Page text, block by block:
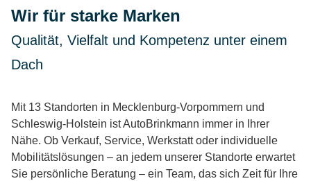
Wir für starke Marken
Qualität, Vielfalt und Kompetenz unter einem
Dach
Mit 13 Standorten in Mecklenburg-Vorpommern und
Schleswig-Holstein ist AutoBrinkmann immer in Ihrer
Nähe. Ob Verkauf, Service, Werkstatt oder individuelle
Mobilitätslösungen – an jedem unserer Standorte erwartet
Sie persönliche Beratung – ein Team, das sich Zeit für Ihre